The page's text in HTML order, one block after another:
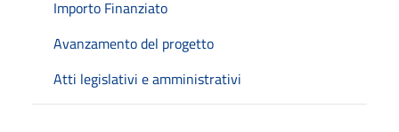
Importo Finanziato
Avanzamento del progetto
Atti legislativi e amministrativi